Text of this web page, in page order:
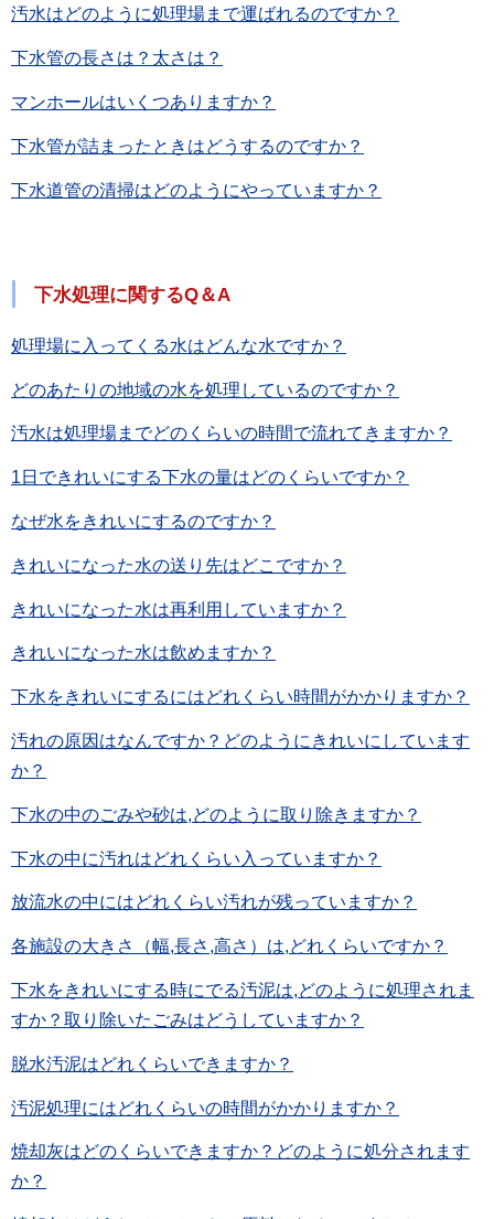
汚水はどのように処理場まで運ばれるのですか？
下水管の長さは？太さは？
マンホールはいくつありますか？
下水管が詰まったときはどうするのですか？
下水道管の清掃はどのようにやっていますか？
下水処理に関するQ＆A
処理場に入ってくる水はどんな水ですか？
どのあたりの地域の水を処理しているのですか？
汚水は処理場までどのくらいの時間で流れてきますか？
1日できれいにする下水の量はどのくらいですか？
なぜ水をきれいにするのですか？
きれいになった水の送り先はどこですか？
きれいになった水は再利用していますか？
きれいになった水は飲めますか？
下水をきれいにするにはどれくらい時間がかかりますか？
汚れの原因はなんですか？どのようにきれいにしています
か？
下水の中のごみや砂は,どのように取り除きますか？
下水の中に汚れはどれくらい入っていますか？
放流水の中にはどれくらい汚れが残っていますか？
各施設の大きさ（幅,長さ,高さ）は,どれくらいですか？
下水をきれいにする時にでる汚泥は,どのように処理されま
すか？取り除いたごみはどうしていますか？
脱水汚泥はどれくらいできますか？
汚泥処理にはどれくらいの時間がかかりますか？
焼却灰はどのくらいできますか？どのように処分されます
か？